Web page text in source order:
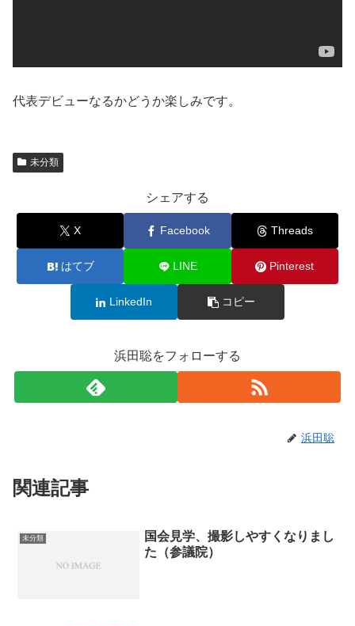
代表デビューなるかどうか楽しみです。
未分類
シェアする
X Facebook Threads
はてブ LINE Pinterest
LinkedIn コピー
浜田聡をフォローする
浜田聡
関連記事
未分類
国会見学、撮影しやすくなりまし
た（参議院）